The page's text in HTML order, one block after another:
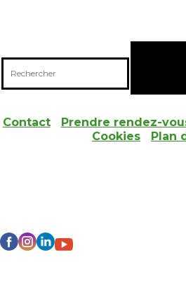
ContactI Prendre rendez-
Cookies
Plan